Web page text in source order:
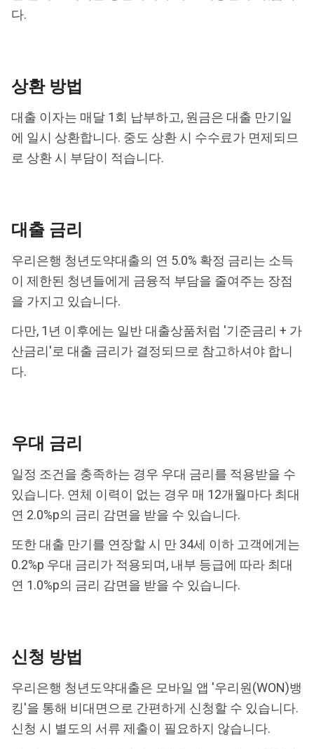
다.
상환 방법
대출 이자는 매달 1회 납부하고, 원금은 대출 만기일
에 일시 상환합니다. 중도 상환 시 수수료가 면제되므
로 상환 시 부담이 적습니다.
대출 금리
우리은행 청년도약대출의 연 5.0% 확정 금리는 소득
이 제한된 청년들에게 금융적 부담을 줄여주는 장점
을 가지고 있습니다.
다만, 1년 이후에는 일반 대출상품처럼 '기준금리 + 가
산금리'로 대출 금리가 결정되므로 참고하셔야 합니
다.
우대 금리
일정 조건을 충족하는 경우 우대 금리를 적용받을 수
있습니다. 연체 이력이 없는 경우 매 12개월마다 최대
연 2.0%p의 금리 감면을 받을 수 있습니다.
또한 대출 만기를 연장할 시 만 34세 이하 고객에게는
0.2%p 우대 금리가 적용되며, 내부 등급에 따라 최대
연 1.0%p의 금리 감면을 받을 수 있습니다.
신청 방법
우리은행 청년도약대출은 모바일 앱 '우리원(WON)뱅
킹'을 통해 비대면으로 간편하게 신청할 수 있습니다.
신청 시 별도의 서류 제출이 필요하지 않습니다.